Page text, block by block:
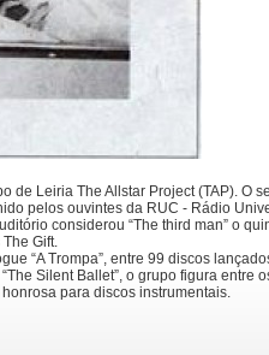
de Leiria The Allstar Project (TAP). O
pelos ouvintes da RUC - Rádio
considerou “The third man” o
Gift.
“A Trompa”, entre 99 discos
Silent Ballet”, o grupo figura entre
para discos instrumentais.